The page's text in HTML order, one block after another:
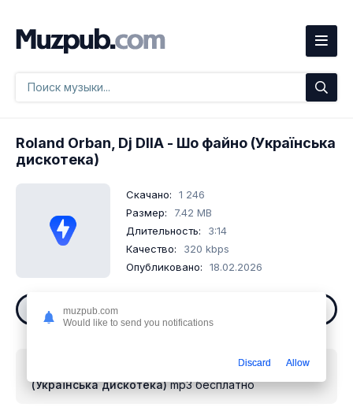
Roland Orban, Dj DIIA - Шо файно (Українська
дискотека)
Скачано:
1 246
Размер:
7.42 MB
Длительность:
3:14
Качество:
320 kbps
Опубликовано:
18.02.2026
Слушать
Roland Orban, Dj DIIA - Шо файно
(Українська дискотека)mp3 бесплатно
muzpub.com
Would like to send you notifications
Discard Allow